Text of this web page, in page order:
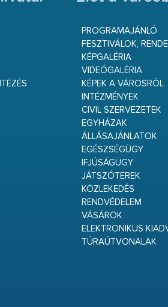
PROGRAMAJÁNLÓ
FESZTIVÁLOK,
KÉPGALÉRIA
VIDEÓGALÉRIA
KÉPEK A VÁROSRÓL
INTÉZMÉNYEK
CIVIL SZERVEZETEK
EGYHÁZAK
ÁLLÁSAJÁNLATOK
EGÉSZSÉGÜGY
IFJÚSÁGÜGY
JÁTSZÓTEREK
KÖZLEKEDÉS
RENDVÉDELEM
VÁSÁROK
ELEKTRONIKUS
TÚRAÚTVONALAK